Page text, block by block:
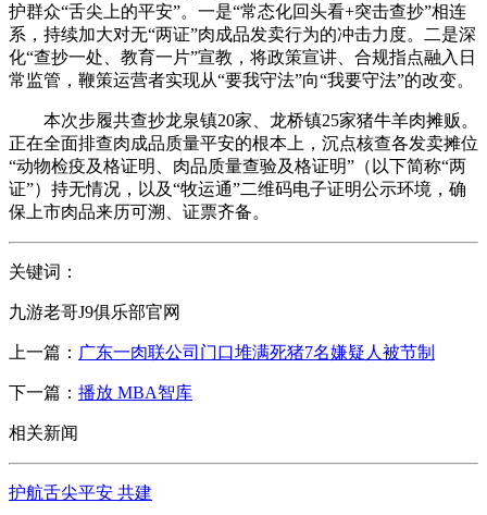
护群众“舌尖上的平安”。一是“常态化回头看+突击查抄”相连
系，持续加大对无“两证”肉成品发卖行为的冲击力度。二是深
化“查抄一处、教育一片”宣教，将政策宣讲、合规指点融入日
常监管，鞭策运营者实现从“要我守法”向“我要守法”的改变。
本次步履共查抄龙泉镇20家、龙桥镇25家猪牛羊肉摊贩。
正在全面排查肉成品质量平安的根本上，沉点核查各发卖摊位
“动物检疫及格证明、肉品质量查验及格证明”（以下简称“两
证”）持无情况，以及“牧运通”二维码电子证明公示环境，确
保上市肉品来历可溯、证票齐备。
关键词：
九游老哥J9俱乐部官网
上一篇： 广东一肉联公司门口堆满死猪7名嫌疑人被节制
下一篇： 播放 MBA智库
相关新闻
护航舌尖平安 共建